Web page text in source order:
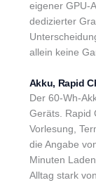
eigener GPU-
dedizierter
allein keine
Akku, Rapid
Der 60-Wh-
Geräts. Rapid
Vorlesung,
die Angabe
Minuten
Alltag stark